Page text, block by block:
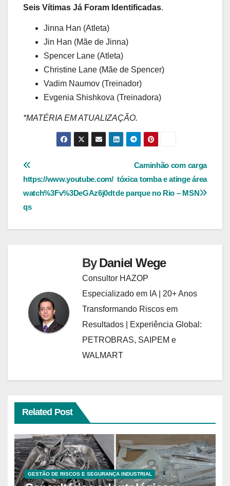
Seis Vítimas Já Foram Identificadas.
Jinna Han (Atleta)
Jin Han (Mãe de Jinna)
Spencer Lane (Atleta)
Christine Lane (Mãe de Spencer)
Vadim Naumov (Treinador)
Evgenia Shishkova (Treinadora)
*MATÉRIA EM ATUALIZAÇÃO.
Navegação
de
Post
Caminhão com carga
tóxica tomba e atinge área
de parque no Rio – MSN
https://www.youtube.com/
watch%3Fv%3DeGAz6j0dt
qs
ByDaniel Wege
Consultor HAZOP
Especializado em IA | 20+ Anos
Transformando Riscos em
Resultados | Experiência Global:
PETROBRAS, SAIPEM e
WALMART
Related Post
GESTÃO DE RISCOS E SEGURANÇA INDUSTRIAL